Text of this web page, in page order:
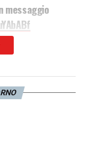
messaggio
capitano e